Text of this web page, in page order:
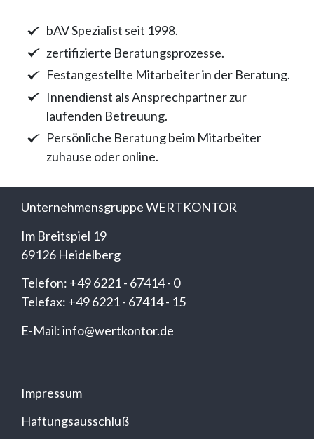
bAV Spezialist seit 1998.
zertifizierte Beratungsprozesse.
Festangestellte Mitarbeiter in der Beratung.
Innendienst als Ansprechpartner zur
laufenden Betreuung.
Persönliche Beratung beim Mitarbeiter
zuhause oder online.
Unternehmensgruppe WERTKONTOR
Im Breitspiel 19
69126 Heidelberg
Telefon: +49 6221 - 67414 - 0
Telefax: +49 6221 - 67414 - 15
E-Mail: info@wertkontor.de
Impressum
Haftungsausschluß